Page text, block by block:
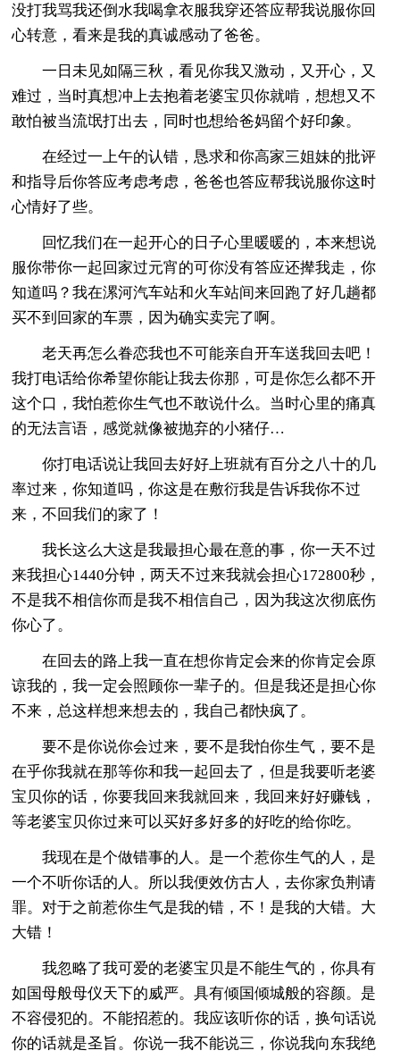
没打我骂我还倒水我喝拿衣服我穿还答应帮我说服你回
心转意，看来是我的真诚感动了爸爸。
一日未见如隔三秋，看见你我又激动，又开心，又
难过，当时真想冲上去抱着老婆宝贝你就啃，想想又不
敢怕被当流氓打出去，同时也想给爸妈留个好印象。
在经过一上午的认错，恳求和你高家三姐妹的批评
和指导后你答应考虑考虑，爸爸也答应帮我说服你这时
心情好了些。
回忆我们在一起开心的日子心里暖暖的，本来想说
服你带你一起回家过元宵的可你没有答应还撵我走，你
知道吗？我在漯河汽车站和火车站间来回跑了好几趟都
买不到回家的车票，因为确实卖完了啊。
老天再怎么眷恋我也不可能亲自开车送我回去吧！
我打电话给你希望你能让我去你那，可是你怎么都不开
这个口，我怕惹你生气也不敢说什么。当时心里的痛真
的无法言语，感觉就像被抛弃的小猪仔…
你打电话说让我回去好好上班就有百分之八十的几
率过来，你知道吗，你这是在敷衍我是告诉我你不过
来，不回我们的家了！
我长这么大这是我最担心最在意的事，你一天不过
来我担心1440分钟，两天不过来我就会担心172800秒，
不是我不相信你而是我不相信自己，因为我这次彻底伤
你心了。
在回去的路上我一直在想你肯定会来的你肯定会原
谅我的，我一定会照顾你一辈子的。但是我还是担心你
不来，总这样想来想去的，我自己都快疯了。
要不是你说你会过来，要不是我怕你生气，要不是
在乎你我就在那等你和我一起回去了，但是我要听老婆
宝贝你的话，你要我回来我就回来，我回来好好赚钱，
等老婆宝贝你过来可以买好多好多的好吃的给你吃。
我现在是个做错事的人。是一个惹你生气的人，是
一个不听你话的人。所以我便效仿古人，去你家负荆请
罪。对于之前惹你生气是我的错，不！是我的大错。大
大错！
我忽略了我可爱的老婆宝贝是不能生气的，你具有
如国母般母仪天下的威严。具有倾国倾城般的容颜。是
不容侵犯的。不能招惹的。我应该听你的话，换句话说
你的话就是圣旨。你说一我不能说三，你说我向东我绝